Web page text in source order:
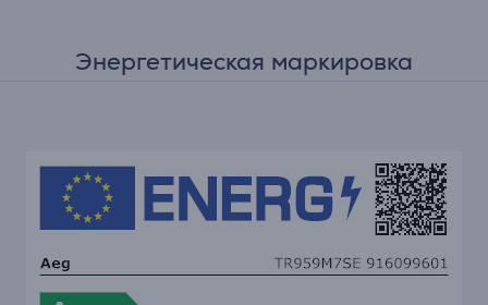
Энергетическая маркировка